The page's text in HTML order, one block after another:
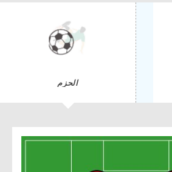
الحزم